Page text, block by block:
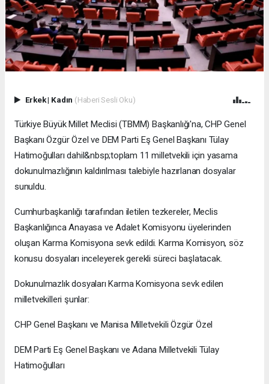
Erkek| Kadın (Haberi Sesli Oku)
Türkiye Büyük Millet Meclisi (TBMM) Başkanlığı'na, CHP Genel
Başkanı Özgür Özel ve DEM Parti Eş Genel Başkanı Tülay
Hatimoğulları dahil&nbsp;toplam 11 milletvekili için yasama
dokunulmazlığının kaldırılması talebiyle hazırlanan dosyalar
sunuldu.
Cumhurbaşkanlığı tarafından iletilen tezkereler, Meclis
Başkanlığınca Anayasa ve Adalet Komisyonu üyelerinden
oluşan Karma Komisyona sevk edildi. Karma Komisyon, söz
konusu dosyaları inceleyerek gerekli süreci başlatacak.
Dokunulmazlık dosyaları Karma Komisyona sevk edilen
milletvekilleri şunlar:
CHP Genel Başkanı ve Manisa Milletvekili Özgür Özel
DEM Parti Eş Genel Başkanı ve Adana Milletvekili Tülay
Hatimoğulları